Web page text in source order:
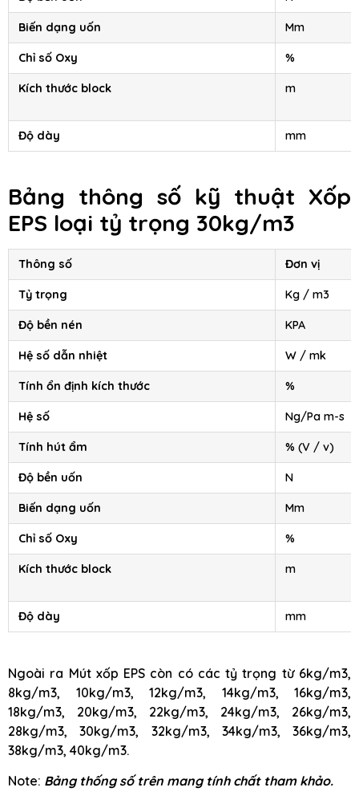
Biến dạng uốn Mm
Chỉ số Oxy %
Kích thước block m
Độ dày mm
Bảng thông số kỹ thuật Xốp
EPS loại tỷ trọng 30kg/m3
Thông số Đơn vị
Tỷ trọng Kg / m3
Độ bền nén KPA
Hệ số dẫn nhiệt W / mk
Tính ổn định kích thước %
Hệ số Ng/Pa m-s
Tính hút ẩm % (V / v)
Độ bền uốn N
Biến dạng uốn Mm
Chỉ số Oxy %
Kích thước block m
Độ dày mm
Ngoài ra Mút xốp EPS còn có các tỷ trọng từ 6kg/m3,
8kg/m3, 10kg/m3, 12kg/m3, 14kg/m3, 16kg/m3,
18kg/m3, 20kg/m3, 22kg/m3, 24kg/m3, 26kg/m3,
28kg/m3, 30kg/m3, 32kg/m3, 34kg/m3, 36kg/m3,
38kg/m3, 40kg/m3.
Note: Bảng thống số trên mang tính chất tham khảo.